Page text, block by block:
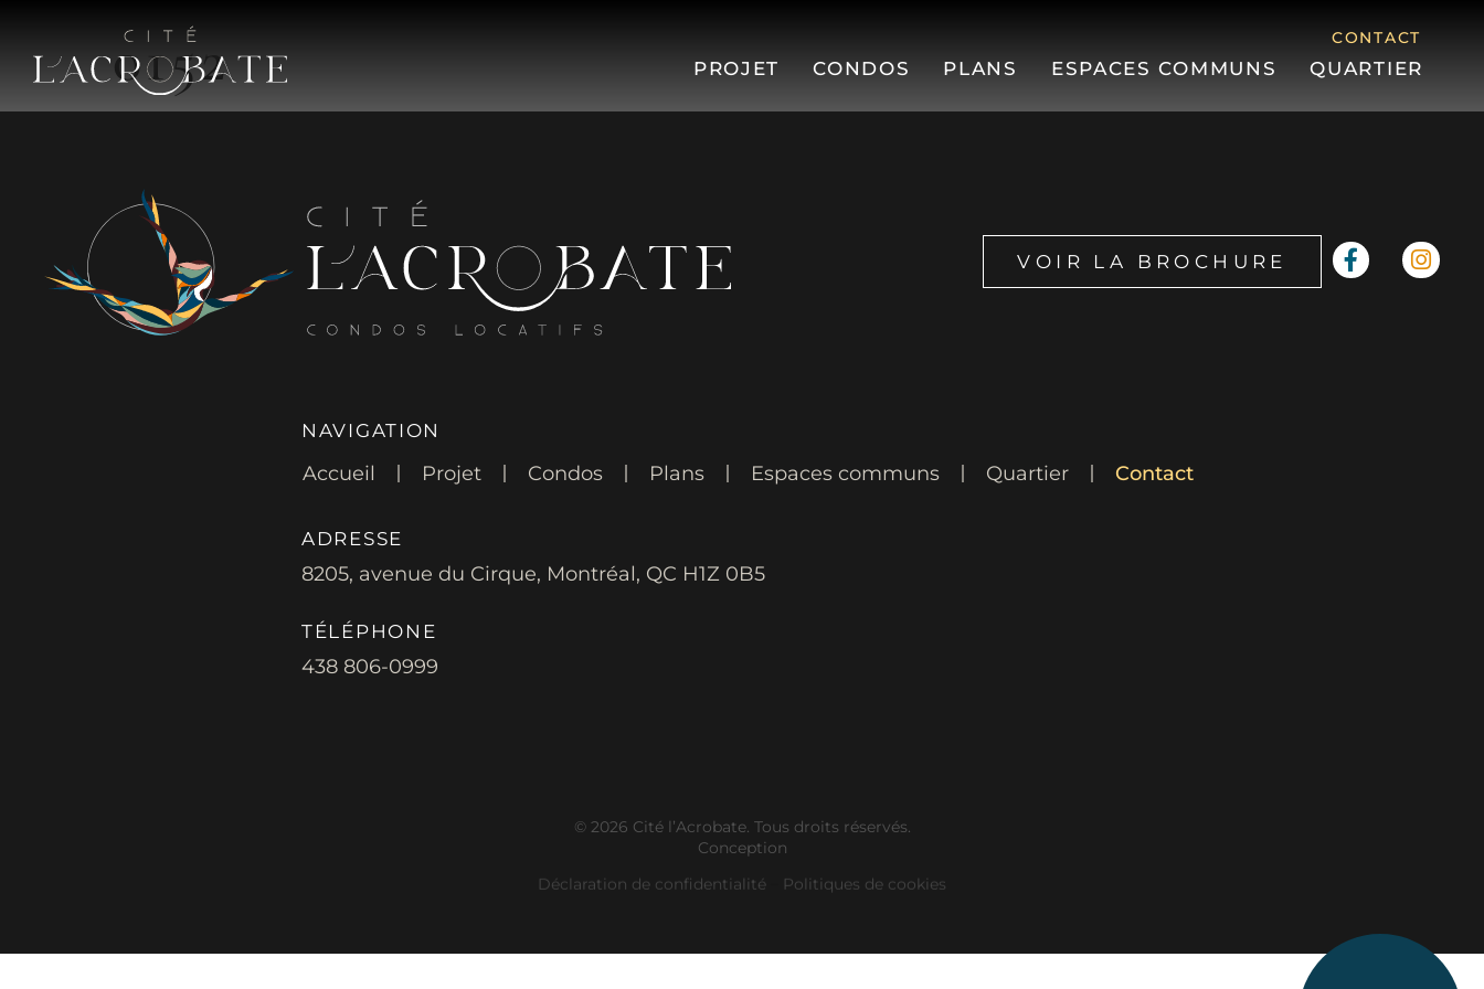
CONTACT
PROJET CONDOS PLANS ESPACES COMMUNS QUARTIER
0152
VOIR LA BROCHURE
NAVIGATION
Accueil Projet Condos Plans Espaces communs Quartier Contact
ADRESSE
8205, avenue du Cirque, Montréal, QC H1Z 0B5
TÉLÉPHONE
438 806-0999
© 2026 Cité l’Acrobate. Tous droits réservés.
Conception
Déclaration de confidentialité
Politiques de cookies